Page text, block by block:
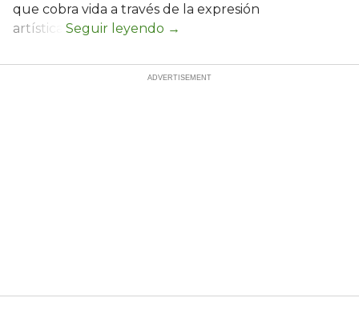
que cobra vida a través de la expresión
artística.